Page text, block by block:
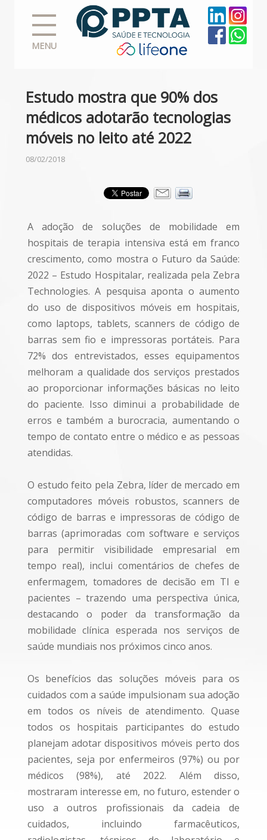
MENU
Estudo mostra que 90% dos
médicos adotarão tecnologias
móveis no leito até 2022
08/02/2018
A adoção de soluções de mobilidade em
hospitais de terapia intensiva está em franco
crescimento, como mostra o Futuro da Saúde:
2022 – Estudo Hospitalar, realizada pela Zebra
Technologies. A pesquisa aponta o aumento
do uso de dispositivos móveis em hospitais,
como laptops, tablets, scanners de código de
barras sem fio e impressoras portáteis. Para
72% dos entrevistados, esses equipamentos
melhoram a qualidade dos serviços prestados
ao proporcionar informações básicas no leito
do paciente. Isso diminui a probabilidade de
erros e também a burocracia, aumentando o
tempo de contato entre o médico e as pessoas
atendidas.
O estudo feito pela Zebra, líder de mercado em
computadores móveis robustos, scanners de
código de barras e impressoras de código de
barras (aprimoradas com software e serviços
para permitir visibilidade empresarial em
tempo real), inclui comentários de chefes de
enfermagem, tomadores de decisão em TI e
pacientes – trazendo uma perspectiva única,
destacando o poder da transformação da
mobilidade clínica esperada nos serviços de
saúde mundiais nos próximos cinco anos.
Os benefícios das soluções móveis para os
cuidados com a saúde impulsionam sua adoção
em todos os níveis de atendimento. Quase
todos os hospitais participantes do estudo
planejam adotar dispositivos móveis perto dos
pacientes, seja por enfermeiros (97%) ou por
médicos (98%), até 2022. Além disso,
mostraram interesse em, no futuro, estender o
uso a outros profissionais da cadeia de
cuidados, incluindo farmacêuticos,